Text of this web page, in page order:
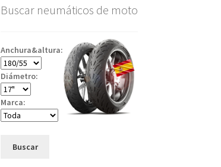
Buscar neumáticos de moto
Anchura&altura:
Diámetro:
Marca:
Buscar